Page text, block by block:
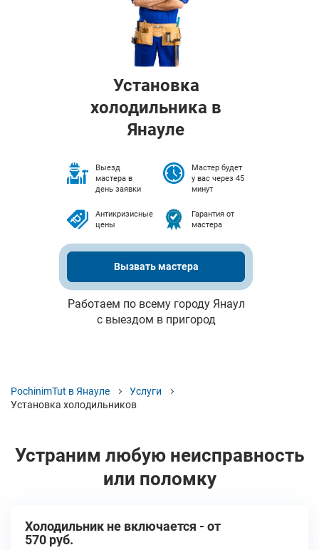
Установка
холодильника в
Янауле
Выезд
мастера в
день заявки
Мастер будет
у вас через 45
минут
Антикризисные
цены
Гарантия от
мастера
Вызвать мастера
Работаем по всему городу Янаул
с выездом в пригород
PochinimTut в Янауле
Услуги
Установка холодильников
Устраним любую неисправность
или поломку
Холодильник не включается - от
570 руб.